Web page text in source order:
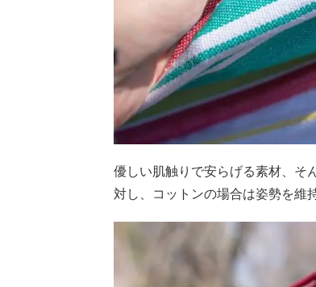
優しい肌触りで安らげる素材、そ
対し、コットンの場合は姿勢を維